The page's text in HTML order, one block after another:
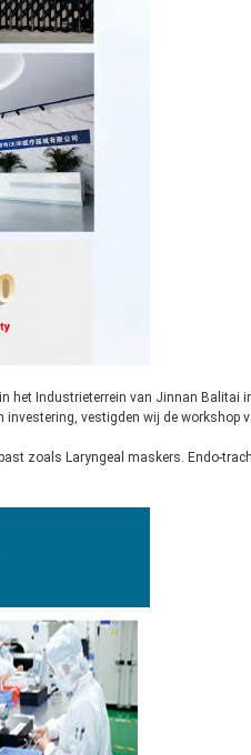
het Industrieterrein van Jinnan Balitai
vestigden wij de
zoals Laryngeal maskers. Endo-